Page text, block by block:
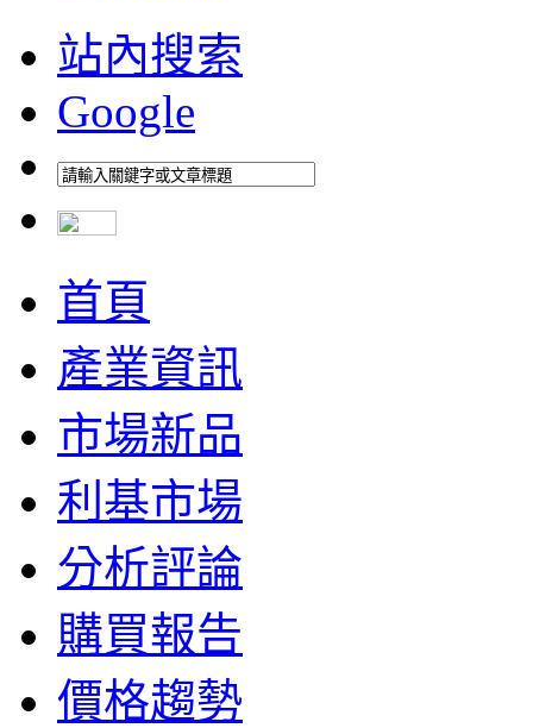
站內搜索
Google
首頁
產業資訊
市場新品
利基市場
分析評論
購買報告
價格趨勢